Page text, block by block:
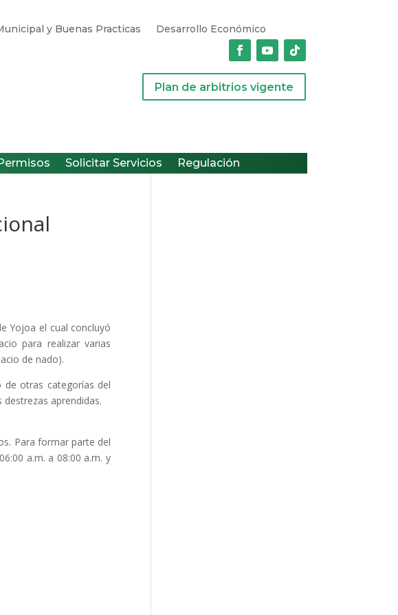
y Buenas Practicas
Desarrollo Económico
Plan de arbitrios vigente
Solicitar Servicios Regulación
Yojoa el cual concluyó
para realizar varias
de nado).
de otras categorías del
aprendidas.
Para formar parte del
a.m. a 08:00 a.m. y